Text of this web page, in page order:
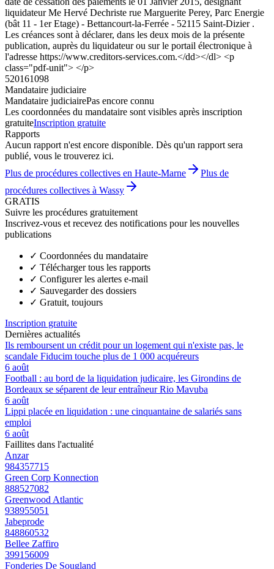
liquidateur Me Hervé Dechriste rue Marguerite Perey, Parc Energie
(bât 11 - 1er Etage) - Bettancourt-la-Ferrée - 52115 Saint-Dizier .
Les créances sont à déclarer, dans les deux mois de la présente
publication, auprès du liquidateur ou sur le portail électronique à
l'adresse https://www.creditors-services.com.</dd></dl> <p
class="pdf-unit"> </p>
520161098
Mandataire judiciaire
Mandataire judiciairePas encore connu
Les coordonnées du mandataire sont visibles après inscription
gratuiteInscription gratuite
Rapports
Aucun rapport n'est encore disponible. Dès qu'un rapport sera
publié, vous le trouverez ici.
Plus de procédures collectives en Haute-Marne
Plus de
procédures collectives à Wassy
GRATIS
Suivre les procédures gratuitement
Inscrivez-vous et recevez des notifications pour les nouvelles
publications
✓ Coordonnées du mandataire
✓ Télécharger tous les rapports
✓ Configurer les alertes e-mail
✓ Sauvegarder des dossiers
✓ Gratuit, toujours
Inscription gratuite
Dernières actualités
Ils remboursent un crédit pour un logement qui n'existe pas, le
scandale Fiducim touche plus de 1 000 acquéreurs
6 août
Football : au bord de la liquidation judicaire, les Girondins de
Bordeaux se séparent de leur entraîneur Rio Mavuba
6 août
Lippi placée en liquidation : une cinquantaine de salariés sans
emploi
6 août
Faillites dans l'actualité
Anzar
984357715
Green Corp Konnection
888527082
Greenwood Atlantic
938955051
Jabeprode
848860532
Bellee Zaffiro
399156009
Fonderies De Sougland